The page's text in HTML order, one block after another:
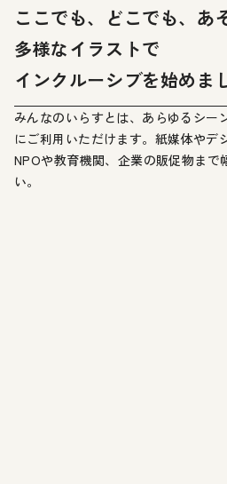
ここでも、どこでも、あ
多様なイラストで
インクルーシブを始めま
みんなのいらすとは、あらゆるシー
にご利用いただけます。紙媒体やデ
NPOや教育機関、企業の販促物まで
い。